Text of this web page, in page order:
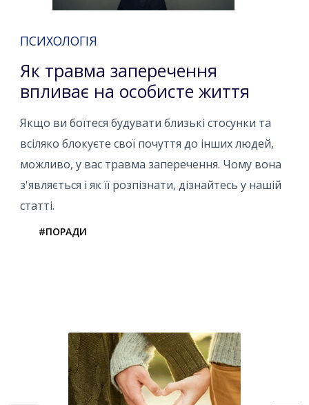
ПСИХОЛОГІЯ
Як травма заперечення
впливає на особисте життя
Якщо ви боїтеся будувати близькі стосунки та
всіляко блокуєте свої почуття до інших людей,
можливо, у вас травма заперечення. Чому вона
з'являється і як її розпізнати, дізнайтесь у нашій
статті.
#ПОРАДИ